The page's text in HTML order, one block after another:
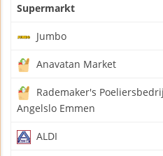
Supermarkt
Jumbo
Anavatan Market
Rademaker's
Angelslo Emmen
ALDI